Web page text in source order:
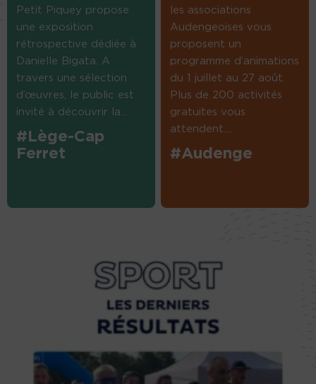
Petit Piquey propose
une exposition
rétrospective dédiée à
Danielle Bigata. A
travers une sélection
d’œuvres, le public est
invité à découvrir la...
#Lège-Cap
Ferret
les associations
Audengeoises vous
proposent un
programme d’animations
du 1 juillet au 27 août.
Plus de 200 activités
gratuites vous
attendent....
#Audenge